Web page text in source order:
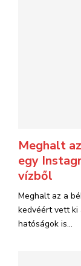
Meghalt
egy
vízből
Meghalt az a
kedvéért vett ki
hatóságok is...